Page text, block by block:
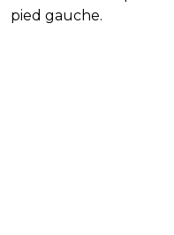
pied gauche.